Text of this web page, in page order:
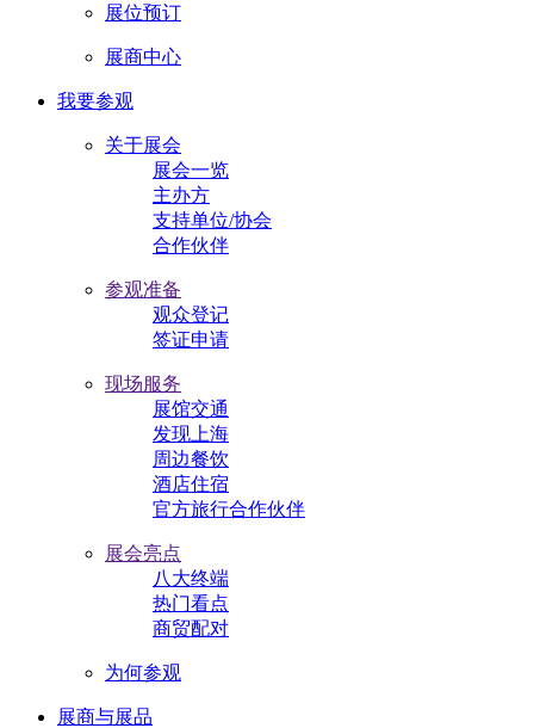
展位预订
展商中心
我要参观
关于展会
展会一览
主办方
支持单位/协会
合作伙伴
参观准备
观众登记
签证申请
现场服务
展馆交通
发现上海
周边餐饮
酒店住宿
官方旅行合作伙伴
展会亮点
八大终端
热门看点
商贸配对
为何参观
展商与展品